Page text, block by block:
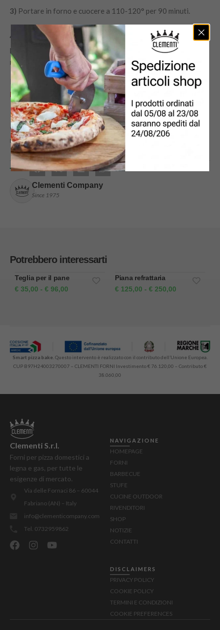
Clementi Company
Since 1975
3) Portare in forno e cuocere a 110-120° per 90 minuti.
4)
Per favorire l’essicazione, aprire ogni 15-20 minuti il
portellone del forno per una manciata di secondi. Lasciare
raffreddare.
Per rendere speciale ogni tua ricetta,
scopri i nostri forni a
legna.
Per unirti alla famiglia Clementitagga sui social le tue foto
e video con @clementi_ilredelfuco
ed entra a far parte
nostra community!
Potrebbero interessarti
Teglia per il pane
€ 35,00 - € 96,00
Piana refrattaria
€ 125,00 - € 250,00
Smart pizza bake. Questo intervento è realizzato con il contributo dell’Unione Europea.
CUP B97H24003270007 – CLEMENTI FORNI Investimento € 76.120,00 – Contributo €
38.060,00
Clementi S.r.l.
Forni per pizza domestici a
legna e gas, per tutte le
esigenze di mercato.
Via delle Fornaci 86 – 60044
Fabriano (AN) – Italy
info@clementicompany.com
Tel. 0732959862
NAVIGAZIONE
HOMEPAGE
FORNI
BARBECUE
STUFE
CUCINE OUTDOOR
RIVENDITORI
SHOP
NOTIZIE
CONTATTI
DISCLAIMERS
PRIVACY POLICY
COOKIE POLICY
TERMINI E CONDIZIONI
COOKIE PREFERENCES